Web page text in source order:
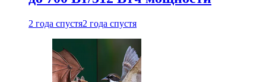
2 года спустя2 года спустя